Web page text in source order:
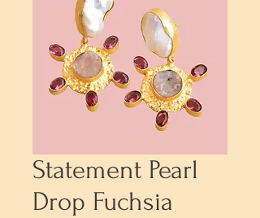
Statement Pearl
Drop Fuchsia